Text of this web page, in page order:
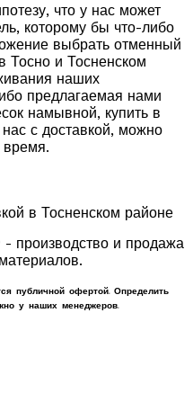
что у нас может
которому бы что-либо
выбрать отменный
Тосно и Тосненском
наших
предлагаемая нами
намывной, купить в
с доставкой, можно
время.
производство и продажа
публичной офертой. Определить
у наших менеджеров.